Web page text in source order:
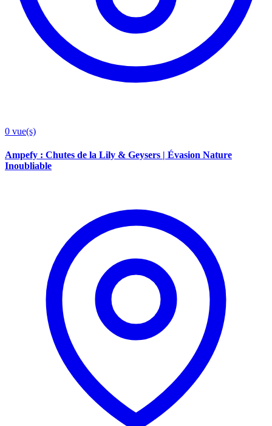
0 vue(s)
Ampefy : Chutes de la Lily & Geysers | Évasion Nature
Inoubliable